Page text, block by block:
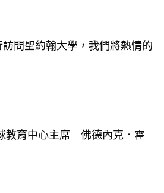
問聖約翰大學，我們將熱情的
教育中心主席 佛德內克．霍